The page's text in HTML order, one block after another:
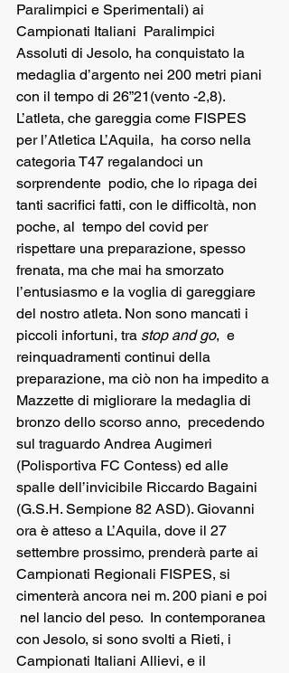
Paralimpici e Sperimentali) ai
Campionati Italiani  Paralimpici
Assoluti di Jesolo, ha conquistato la
medaglia d’argento nei 200 metri piani
con il tempo di 26”21(vento -2,8).
L’atleta, che gareggia come FISPES
per l’Atletica L’Aquila,  ha corso nella
categoria T47 regalandoci un
sorprendente  podio, che lo ripaga dei
tanti sacrifici fatti, con le difficoltà, non
poche, al  tempo del covid per
rispettare una preparazione, spesso
frenata, ma che mai ha smorzato
l’entusiasmo e la voglia di gareggiare
del nostro atleta. Non sono mancati i
piccoli infortuni, tra stop and go,  e
reinquadramenti continui della
preparazione, ma ciò non ha impedito a
Mazzette di migliorare la medaglia di
bronzo dello scorso anno,  precedendo
sul traguardo Andrea Augimeri
(Polisportiva FC Contess) ed alle
spalle dell’invicibile Riccardo Bagaini
(G.S.H. Sempione 82 ASD). Giovanni
ora è atteso a L’Aquila, dove il 27
settembre prossimo, prenderà parte ai
Campionati Regionali FISPES, si
cimenterà ancora nei m. 200 piani e poi
nel lancio del peso.  In contemporanea
con Jesolo, si sono svolti a Rieti, i
Campionati Italiani Allievi, e il